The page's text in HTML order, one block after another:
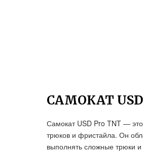
САМОКАТ USD
Самокат USD Pro TNT —
трюков и фристайла. Он
выполнять сложные трюки